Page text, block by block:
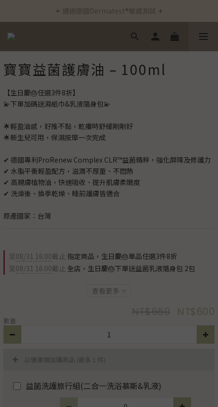
✦ 新客首筆訂單免運費 ✦
✦ 通過德國Dermatest®敏感測試 ✦
寶寶益菌護膚油 – 100ml
【生日慶🎂任選3件8折】
💫下單加碼送濕紙巾&乳液隨身包💫
🌟輕盈油感，好推不黏，乾癢時舒緩剛剛好
🌟新生兒可用，保濕按摩一次完成
✔ 德國專利ProRenew Complex CLR™益菌精粹，強化屏障及修護力
✔ 水脂平衡輕盈配方，滋潤不厚重、不悶熱
✔ 高親膚植物油，快速吸收、提升肌膚柔嫩度
✔ 洗澡後、換季乾燥、睡前護膚皆適合
原產國家：台灣
至08/31 16:00截止 指定商品，生日慶🎂單品任選3件8折
至08/31 16:00截止 全店，生日慶🎂下單送益菌乳液隨身包 2包
查看更多
NT$600
NT$650
數量
以優惠價加購商品 (最多 1 件)
益菌洗護旅行組(二合一洗浴慕斯&乳液)